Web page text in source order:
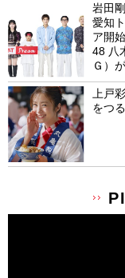
岩田
愛知
ア開
48 八
Ｇ）
上戸
をつ